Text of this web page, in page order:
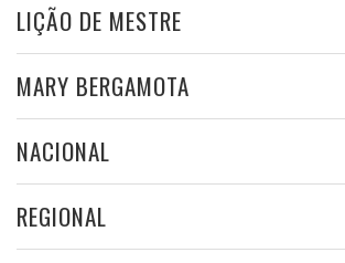
LIÇÃO DE MESTRE
MARY BERGAMOTA
NACIONAL
REGIONAL